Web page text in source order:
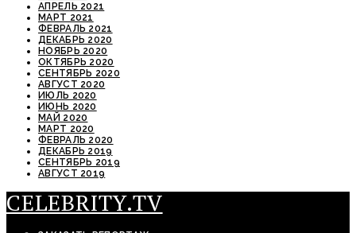
АПРЕЛЬ 2021
МАРТ 2021
ФЕВРАЛЬ 2021
ДЕКАБРЬ 2020
НОЯБРЬ 2020
ОКТЯБРЬ 2020
СЕНТЯБРЬ 2020
АВГУСТ 2020
ИЮЛЬ 2020
ИЮНЬ 2020
МАЙ 2020
МАРТ 2020
ФЕВРАЛЬ 2020
ДЕКАБРЬ 2019
СЕНТЯБРЬ 2019
АВГУСТ 2019
CELEBRITY.TV